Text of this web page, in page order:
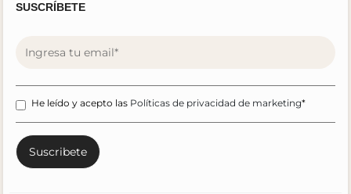
SUSCRÍBETE
He leído y acepto las Políticas de privacidad de marketing*